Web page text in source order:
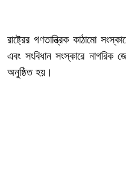
রাষ্ট্রের গণতান্ত্রিক কাঠামো
এবং সংবিধান সংস্কারে
অনুষ্ঠিত হয়।